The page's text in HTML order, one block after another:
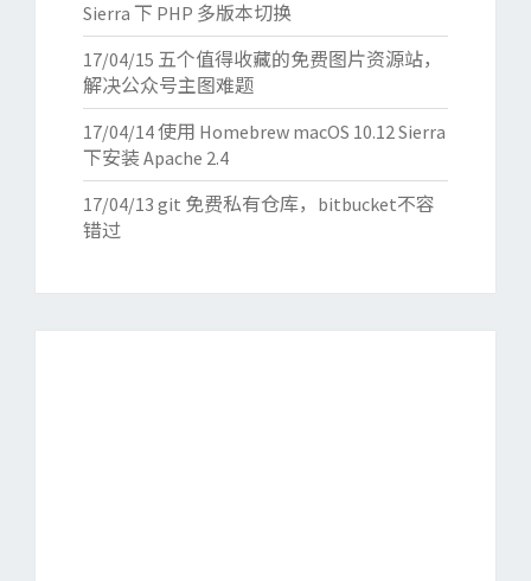
Sierra 下 PHP 多版本切换
17/04/15 五个值得收藏的免费图片资源站，
解决公众号主图难题
17/04/14使用 Homebrew macOS 10.12 Sierra
下安装 Apache 2.4
17/04/13 git 免费私有仓库，bitbucket不容
错过